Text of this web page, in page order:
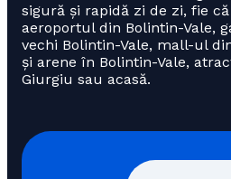
sigură și rapidă zi de zi, fie
aeroportul din Bolintin-Vale,
vechi Bolintin-Vale, mall-ul
și arene în Bolintin-Vale,
Giurgiu sau acasă.